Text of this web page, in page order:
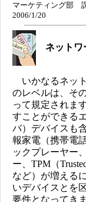
マーケティング部
2006/1/20
ネットワ
いかなるネッ
のレベルは、そ
って規定されま
すことができる
バ）デバイスも
報家電（携帯電
ックプレーヤー
ー、TPM（
など）が増える
いデバイスとを
要件となってきま